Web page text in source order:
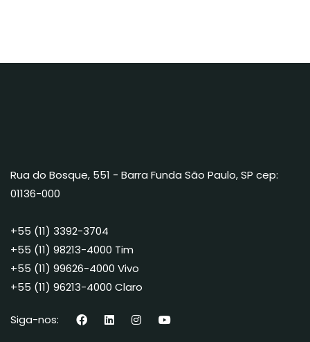
Rua do Bosque, 551 - Barra Funda São Paulo, SP cep:
01136-000
+55 (11) 3392-3704
+55 (11) 98213-4000 Tim
+55 (11) 99626-4000 Vivo
+55 (11) 96213-4000 Claro
Siga-nos: